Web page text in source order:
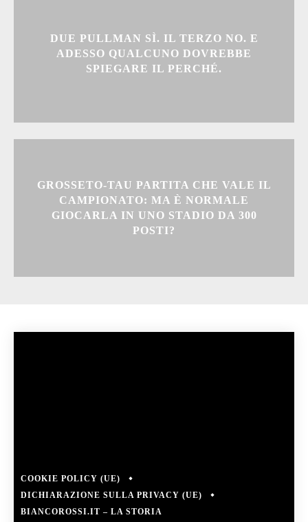
DUE PULLMAN SÌ. IL TERZO NO. E
ADESSO QUALCUNO DOVREBBE
SPIEGARE IL PERCHÉ.
GROSSETO-TAU PARTITA CHE VALE IL
CAMPIONATO: MA È NORMALE
GIOCARLA IN UNO STADIO DA 300
POSTI?
COOKIE POLICY (UE)
DICHIARAZIONE SULLA PRIVACY (UE)
BIANCOROSSI.IT – LA STORIA